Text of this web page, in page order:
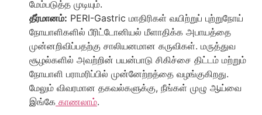
மேம்படுத்த முடியும்.
தீர்மானம்: PERI-Gastric மாதிரிகள் வயிற்றுப் புற்றுநோய்
நோயாளிகளில் பீரிட்டோனியல் மீளாதிக்க அபாயத்தை
முன்னறிவிப்பதற்கு சாலியனமான கருவிகள். மருத்துவ
சூழல்களில் அவற்றின் பயன்பாடு சிகிச்சை திட்டம் மற்றும்
நோயாளி பராமரிப்பில் முன்னேற்றத்தை வழங்குகிறது.
மேலும் விவரமான தகவல்களுக்கு, நீங்கள் முழு ஆய்வை
இங்கே காணலாம்.